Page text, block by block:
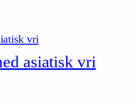
asiatisk vri